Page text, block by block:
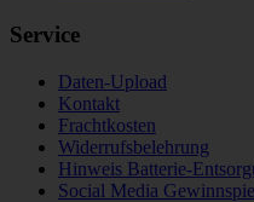
Service
Daten-Upload
Kontakt
Frachtkosten
Widerrufsbelehrung
Hinweis Batterie-
Social Media